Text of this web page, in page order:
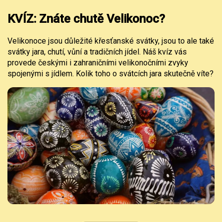
KVÍZ: Znáte chutě Velikonoc?
Velikonoce jsou důležité křesťanské svátky, jsou to ale také
svátky jara, chutí, vůní a tradičních jídel. Náš kvíz vás
provede českými i zahraničními velikonočními zvyky
spojenými s jídlem. Kolik toho o svátcích jara skutečně víte?